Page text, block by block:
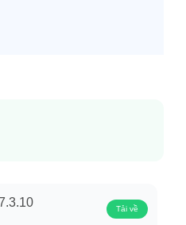
Tải về